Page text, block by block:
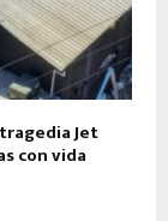
Jet
con vida